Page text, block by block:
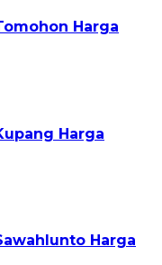
Harga
Harga
Harga